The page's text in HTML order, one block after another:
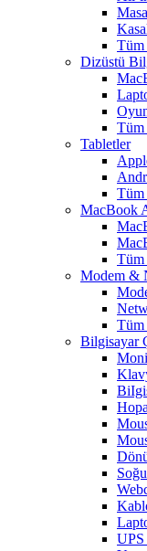
Tüm
Dizüstü
Tüm
Tabletler
Tüm
MacBook
Tüm
Modem &
Bilgisayar
UPS